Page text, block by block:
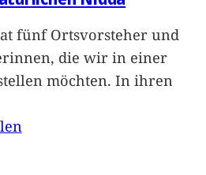
fünf Ortsvorsteher und
die wir in einer
möchten. In ihren